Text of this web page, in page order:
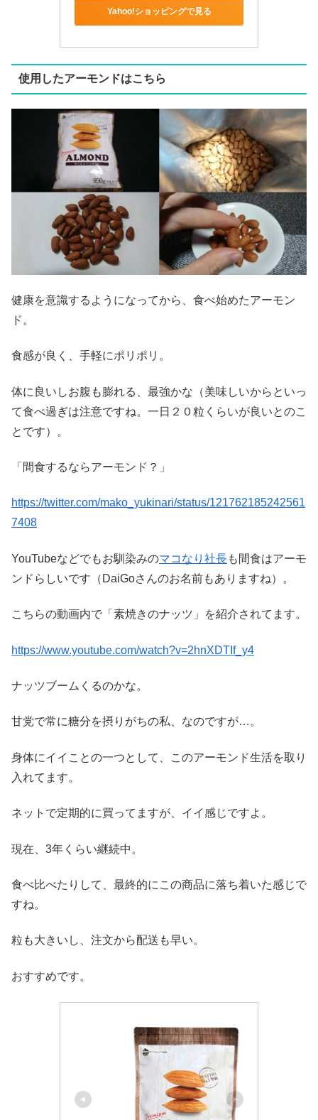
Yahoo!ショッピングで見る
使用したアーモンドはこちら
健康を意識するようになってから、食べ始めたアーモン
ド。
食感が良く、手軽にポリポリ。
体に良いしお腹も膨れる、最強かな（美味しいからといっ
て食べ過ぎは注意ですね。一日２０粒くらいが良いとのこ
とです）。
「間食するならアーモンド？」
https://twitter.com/mako_yukinari/status/121762185242561
7408
YouTubeなどでもお馴染みのマコなり社長も間食はアーモ
ンドらしいです（DaiGoさんのお名前もありますね）。
こちらの動画内で「素焼きのナッツ」を紹介されてます。
https://www.youtube.com/watch?v=2hnXDTIf_y4
ナッツブームくるのかな。
甘党で常に糖分を摂りがちの私、なのですが…。
身体にイイことの一つとして、このアーモンド生活を取り
入れてます。
ネットで定期的に買ってますが、イイ感じですよ。
現在、3年くらい継続中。
食べ比べたりして、最終的にこの商品に落ち着いた感じで
すね。
粒も大きいし、注文から配送も早い。
おすすめです。